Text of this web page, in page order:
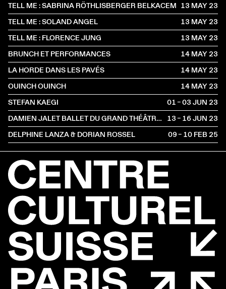
TELL ME : SABRINA RÖTHLISBERGER BELKACEM 13 MAY2023
TELL ME : SOLAND ANGEL
13 MAY2023
TELL ME : FLORENCE JUNG
13 MAY2023
BRUNCH ET PERFORMANCES
14 MAY2023
LA HORDE DANS LES PAVÉS
14 MAY2023
OUINCH OUINCH
14 MAY2023
STEFAN KAEGI
01 – 03 JUN2023
DAMIEN JALET BALLET DU GRAND THÉÂTRE DE GENÈVE 13 – 16 JUN2023
DELPHINE LANZA & DORIAN ROSSEL
09 – 10 FEB2025